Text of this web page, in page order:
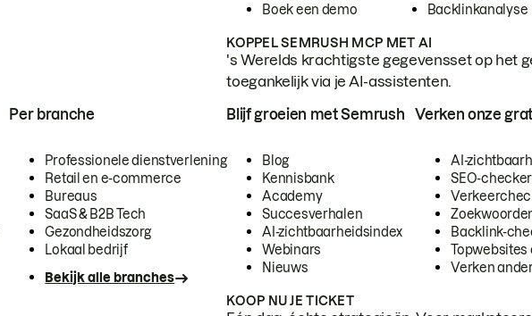
Boek een demo
Backlinkanalyse
KOPPEL SEMRUSH MCP MET AI
's Werelds krachtigste gegevensset op het
toegankelijk via je AI-assistenten.
Per branche
Professionele dienstverlening
Retail en e-commerce
Bureaus
SaaS & B2B Tech
Gezondheidszorg
Lokaal bedrijf
Bekijk alle branches
Blijf groeien met Semrush
Blog
Kennisbank
Academy
Succesverhalen
AI-zichtbaarheidsindex
Webinars
Nieuws
Verken onze
AI-
SEO-checker
Backlink-
Topwebsites
Verken
KOOP NU JE TICKET